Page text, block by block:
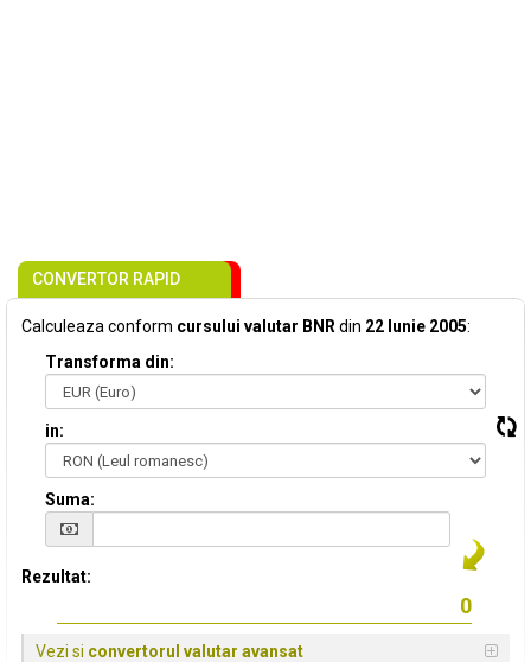
CONVERTOR RAPID
Calculeaza conform cursului valutar BNR din 22 Iunie 2005:
Transforma din:
in:
Suma:
Rezultat:
Vezi si convertorul valutar avansat